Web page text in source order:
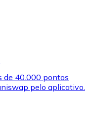
de 40.000 pontos
pelo aplicativo.